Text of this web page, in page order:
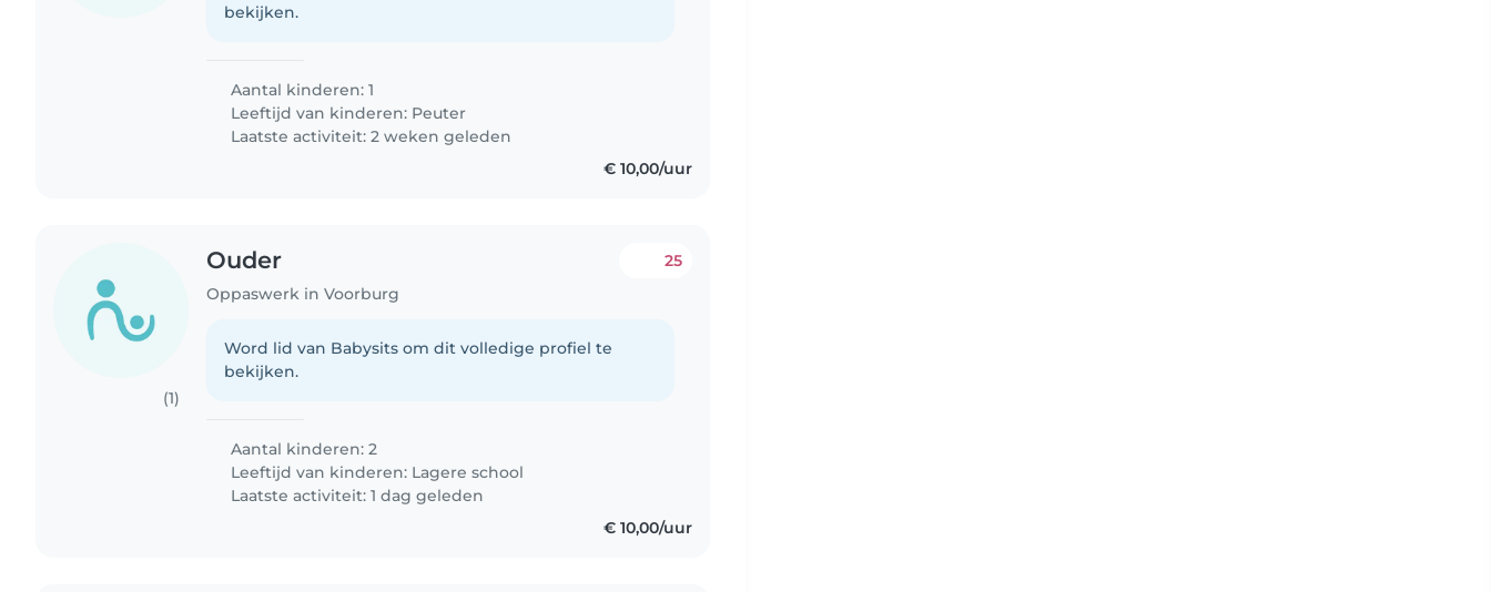
bekijken.
Aantal kinderen: 1
Leeftijd van kinderen: Peuter
Laatste activiteit: 2 weken geleden
€ 10,00/uur
(1)
Ouder
Oppaswerk in Voorburg
25
Word lid van Babysits om dit volledige profiel te
bekijken.
Aantal kinderen: 2
Leeftijd van kinderen: Lagere school
Laatste activiteit: 1 dag geleden
€ 10,00/uur